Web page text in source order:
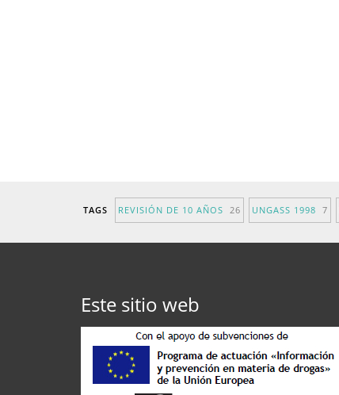
TAGS REVISIÓN DE 10 AÑOS 26 UNGASS 1998 7
Este sitio web